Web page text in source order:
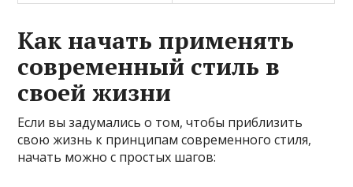
Как начать применять
современный стиль в
своей жизни
Если вы задумались о том, чтобы приблизить
свою жизнь к принципам современного стиля,
начать можно с простых шагов: